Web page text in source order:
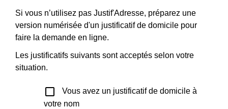
Si vous n’utilisez pas Justif'Adresse, préparez une
version numérisée d'un justificatif de domicile pour
faire la demande en ligne.
Les justificatifs suivants sont acceptés selon votre
situation.
check_box_outline_blank
Vous avez un justificatif de domicile à
votre nom